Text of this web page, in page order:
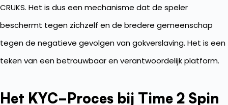
CRUKS. Het is dus een mechanisme dat de speler
beschermt tegen zichzelf en de bredere gemeenschap
tegen de negatieve gevolgen van gokverslaving. Het is een
teken van een betrouwbaar en verantwoordelijk platform.
Het KYC-Proces bij Time 2 Spin